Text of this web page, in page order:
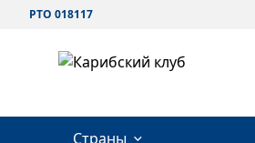
РТО 018117
Страны